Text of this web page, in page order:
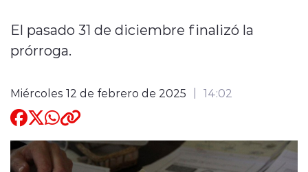
Deportes
Quienes Somos
El pasado 31 de diciembre finalizó la
prórroga.
Miércoles 12 de febrero de 2025 14:02